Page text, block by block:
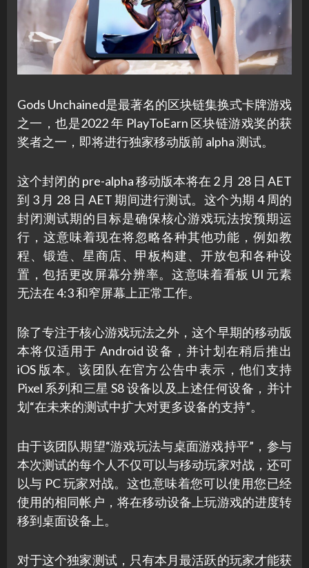
Gods Unchained是最著名的区块链集换式卡牌游戏
之一，也是2022 年 PlayToEarn 区块链游戏奖的获
奖者之一，即将进行独家移动版前 alpha 测试。
这个封闭的 pre-alpha 移动版本将在 2 月 28 日 AET
到 3 月 28 日 AET 期间进行测试。这个为期 4 周的
封闭测试期的目标是确保核心游戏玩法按预期运
行，这意味着现在将忽略各种其他功能，例如教
程、锻造、星商店、甲板构建、开放包和各种设
置，包括更改屏幕分辨率。这意味着看板 UI 元素
无法在 4:3 和窄屏幕上正常工作。
除了专注于核心游戏玩法之外，这个早期的移动版
本将仅适用于 Android 设备，并计划在稍后推出
iOS 版本。该团队在官方公告中表示，他们支持
Pixel 系列和三星 S8 设备以及上述任何设备，并计
划“在未来的测试中扩大对更多设备的支持”。
由于该团队期望“游戏玩法与桌面游戏持平”，参与
本次测试的每个人不仅可以与移动玩家对战，还可
以与 PC 玩家对战。这也意味着您可以使用您已经
使用的相同帐户，将在移动设备上玩游戏的进度转
移到桌面设备上。
对于这个独家测试，只有本月最活跃的玩家才能获